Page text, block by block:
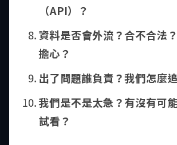
（API）？
資料是否會外流？合不合法
擔心？
出了問題誰負責？我們怎麼
我們是不是太急？有沒有可
試看？